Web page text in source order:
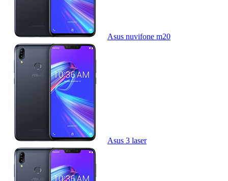
Asus nuvifone m20
Asus 3 laser